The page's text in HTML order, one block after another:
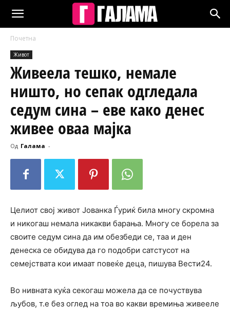
Почетна
Живот
Живеела тешко, немале
ништо, но сепак одгледала
седум сина – еве како денес
живее оваа мајка
Од Галама -
Целиот свој живот Јованка Ѓуриќ била многу скромна
и никогаш немала никакви барања. Многу се борела за
своите седум сина да им обезбеди се, таа и ден
денеска се обидува да го подобри сатстусот на
семејствата кои имаат повеќе деца, пишува Вести24.
Во нивната куќа секогаш можела да се почуствува
љубов, т.е без оглед на тоа во какви времиња живееле